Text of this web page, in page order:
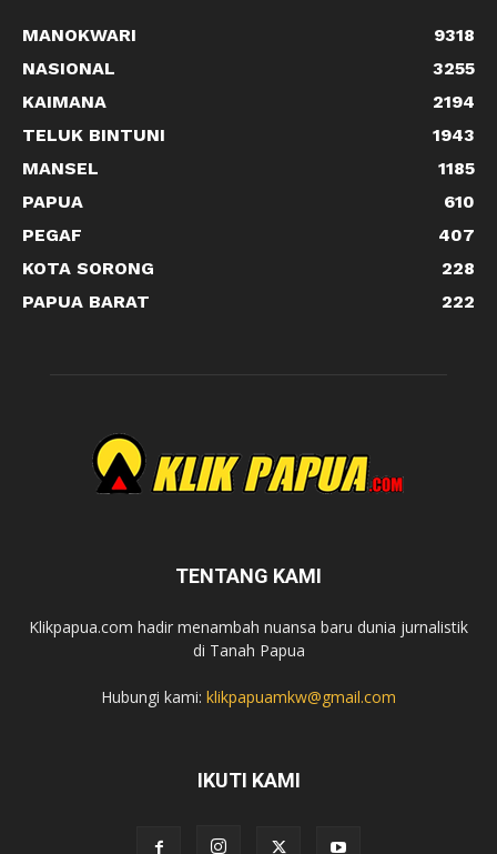
MANOKWARI
9318
NASIONAL
3255
KAIMANA
2194
TELUK BINTUNI
1943
MANSEL
1185
PAPUA
610
PEGAF
407
KOTA SORONG
228
PAPUA BARAT
222
TENTANG KAMI
Klikpapua.com hadir menambah nuansa baru dunia jurnalistik
di Tanah Papua
Hubungi kami: klikpapuamkw@gmail.com
IKUTI KAMI